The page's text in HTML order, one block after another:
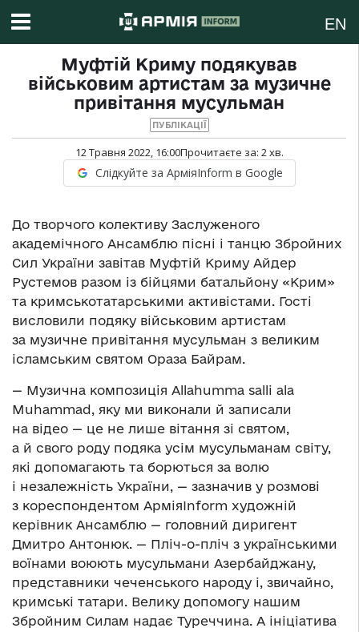
EN
Муфтій Криму подякував
військовим артистам за музичне
привітання мусульман
ПУБЛІКАЦІЇ
12 Травня 2022, 16:00Прочитаєте за: 2хв.
Слідкуйте за АрміяInform в Google
До творчого колективу Заслуженого
академічного Ансамблю пісні і танцю Збройних
Сил України завітав Муфтій Криму Айдер
Рустемов разом із бійцями батальйону «Крим»
та кримськотатарськими активістами. Гості
висловили подяку військовим артистам
за музичне привітання мусульман з великим
ісламським святом Ораза Байрам.
— Музична композиція Allahumma salli ala
Muhammad, яку ми виконали й записали
на відео — це не лише вітання зі святом,
а й свого роду подяка усім мусульманам світу,
які допомагають та борються за волю
і незалежність України, — зазначив у розмові
з кореспондентом АрміяInform художній
керівник Ансамблю — головний диригент
Дмитро Антонюк. — Пліч-о-пліч з українськими
воїнами воюють мусульмани Азербайджану,
представники чеченського народу і, звичайно,
кримські татари. Велику допомогу нашим
Збройним Силам надає Туреччина. А ініціатива